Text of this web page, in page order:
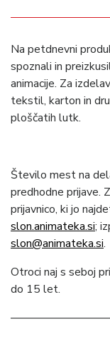
Na petdnevni
spoznali in
animacije. Za
tekstil, karton in
ploščatih lutk.
Število mest na
predhodne prijave.
prijavnico, ki jo
slon.animateka.si;
slon@animateka.si.
Otroci naj s seboj
do 15 let.